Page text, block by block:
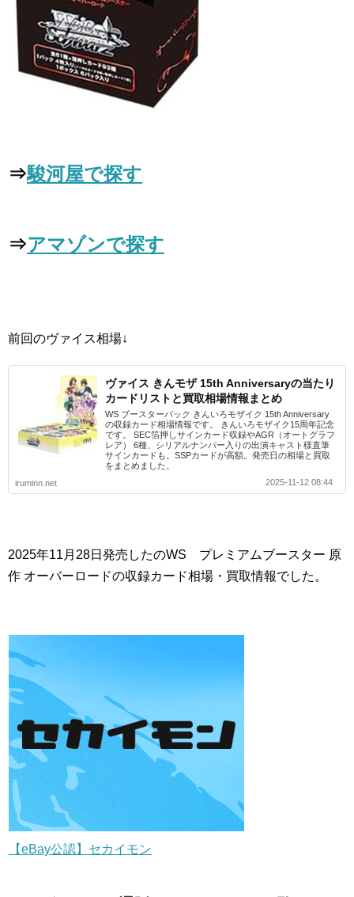
⇒駿河屋で探す
⇒アマゾンで探す
前回のヴァイス相場↓
ヴァイス きんモザ 15th Anniversaryの当たり
カードリストと買取相場情報まとめ
WS ブースターパック きんいろモザイク 15th Anniversary
の収録カード相場情報です。 きんいろモザイク15周年記念
です。 SEC箔押しサインカード収録やAGR（オートグラフ
レア） 6種、シリアルナンバー入りの出演キャスト様直筆
サインカードも。SSPカードが高額。発売日の相場と買取
をまとめました。
iruminn.net
2025-11-12 08:44
2025年11月28日発売したのWS プレミアムブースター 原
作 オーバーロードの収録カード相場・買取情報でした。
【eBay公認】セカイモン